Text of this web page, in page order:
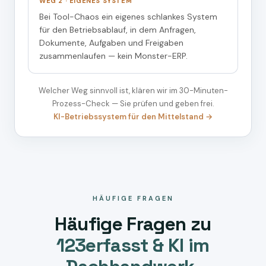
Bei Tool-Chaos ein eigenes schlankes System
für den Betriebsablauf, in dem Anfragen,
Dokumente, Aufgaben und Freigaben
zusammenlaufen — kein Monster-ERP.
Welcher Weg sinnvoll ist, klären wir im 30-Minuten-
Prozess-Check — Sie prüfen und geben frei.
KI-Betriebssystem für den Mittelstand →
HÄUFIGE FRAGEN
Häufige Fragen zu
123erfasst & KI im